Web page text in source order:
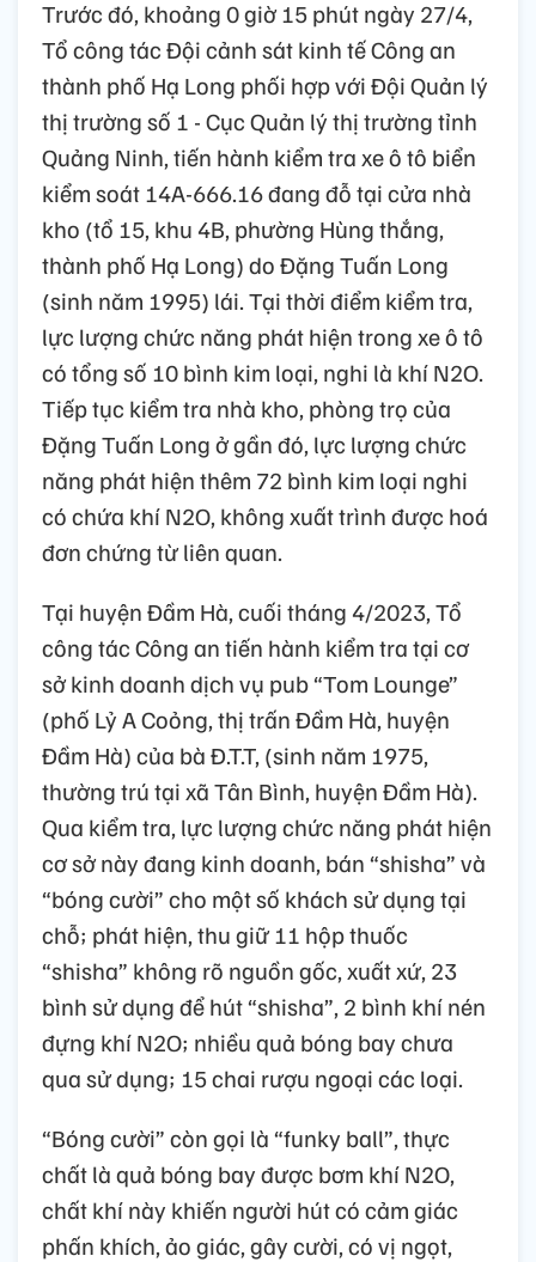
Trước đó, khoảng 0 giờ 15 phút ngày 27/4,
Tổ công tác Đội cảnh sát kinh tế Công an
thành phố Hạ Long phối hợp với Đội Quản lý
thị trường số 1 - Cục Quản lý thị trường tỉnh
Quảng Ninh, tiến hành kiểm tra xe ô tô biển
kiểm soát 14A-666.16 đang đỗ tại cửa nhà
kho (tổ 15, khu 4B, phường Hùng thắng,
thành phố Hạ Long) do Đặng Tuấn Long
(sinh năm 1995) lái. Tại thời điểm kiểm tra,
lực lượng chức năng phát hiện trong xe ô tô
có tổng số 10 bình kim loại, nghi là khí N2O.
Tiếp tục kiểm tra nhà kho, phòng trọ của
Đặng Tuấn Long ở gần đó, lực lượng chức
năng phát hiện thêm 72 bình kim loại nghi
có chứa khí N2O, không xuất trình được hoá
đơn chứng từ liên quan.
Tại huyện Đầm Hà, cuối tháng 4/2023, Tổ
công tác Công an tiến hành kiểm tra tại cơ
sở kinh doanh dịch vụ pub “Tom Lounge”
(phố Lỷ A Coỏng, thị trấn Đầm Hà, huyện
Đầm Hà) của bà Đ.T.T, (sinh năm 1975,
thường trú tại xã Tân Bình, huyện Đầm Hà).
Qua kiểm tra, lực lượng chức năng phát hiện
cơ sở này đang kinh doanh, bán “shisha” và
“bóng cười” cho một số khách sử dụng tại
chỗ; phát hiện, thu giữ 11 hộp thuốc
“shisha” không rõ nguồn gốc, xuất xứ, 23
bình sử dụng để hút “shisha”, 2 bình khí nén
đựng khí N2O; nhiều quả bóng bay chưa
qua sử dụng; 15 chai rượu ngoại các loại.
“Bóng cười” còn gọi là “funky ball”, thực
chất là quả bóng bay được bơm khí N2O,
chất khí này khiến người hút có cảm giác
phấn khích, ảo giác, gây cười, có vị ngọt,